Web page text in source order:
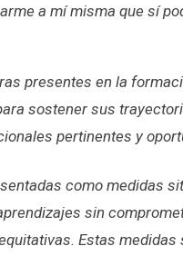
a mí misma que sí
presentes en la
sostener sus
pertinentes y
como medidas
sin
Estas medidas